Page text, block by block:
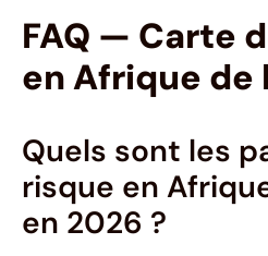
FAQ — Carte
en Afrique de
Quels sont les
risque en
en 2026 ?